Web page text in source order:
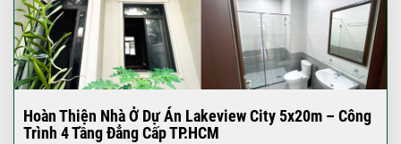
Hoàn Thiện Nhà Ở Dự Án Lakeview City 5x20m – Công
Trình 4 Tầng Đẳng Cấp TP.HCM